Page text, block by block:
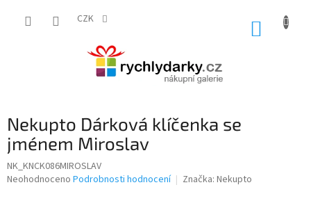
CZK
Nekupto Dárková klíčenka se
jménem Miroslav
NK_KNCK086MIROSLAV
Průměrné
Neohodnoceno Podrobnosti hodnocení Značka: Nekupto